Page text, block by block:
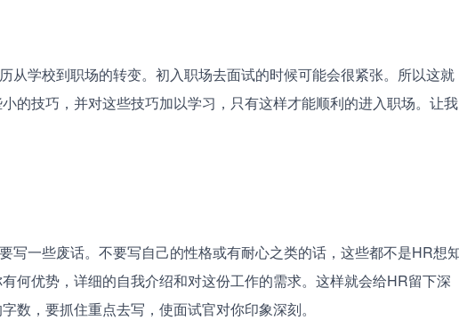
的技巧，并对这些技巧加以学习，只有这样才能顺利的进入职场。让我
何优势，详细的自我介绍和对这份工作的需求。这样就会给HR留下深
数，要抓住重点去写，使面试官对你印象深刻。